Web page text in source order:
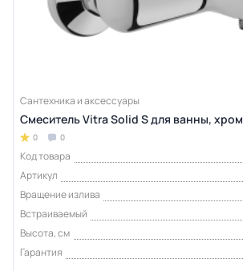
Сантехника и аксессуары
Смеситель Vitra Solid S для ванны, хром
0 0
Код товара
Артикул
Вращение излива
Встраиваемый
Высота, см
Гарантия